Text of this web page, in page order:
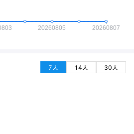
7天 14天 30天